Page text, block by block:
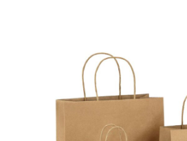
eles selecionem exatamente o
Revender produtos digitais
A revenda de produtos digitais
de ganhar uma renda extra.